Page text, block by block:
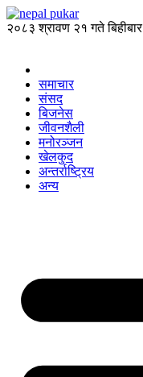
२०८३ श्रावण २१ गते बिहीबार
समाचार
संसद
बिजनेस
जीवनशैली
मनोरञ्जन
खेलकुद
अन्तर्राष्ट्रिय
अन्य